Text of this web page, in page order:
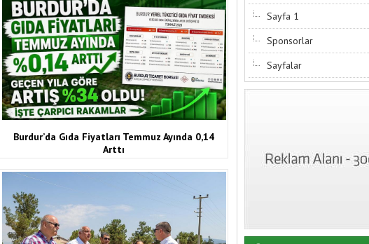
Burdur’da Gıda Fiyatları Temmuz Ayında 0,14
Arttı
Sayfa 1
Sponsorlar
Sayfalar